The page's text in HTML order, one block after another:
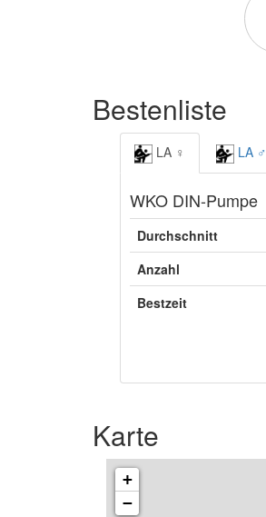
Bestenliste
LA ♀ LA ♂
WKO DIN-Pumpe
Durchschnitt
Anzahl
Bestzeit
Karte
+
−